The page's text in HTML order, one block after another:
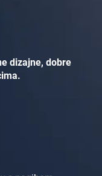
dizajne, dobre